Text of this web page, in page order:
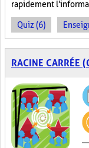
rapidement
Quiz (6)
RACINE CARRÉE